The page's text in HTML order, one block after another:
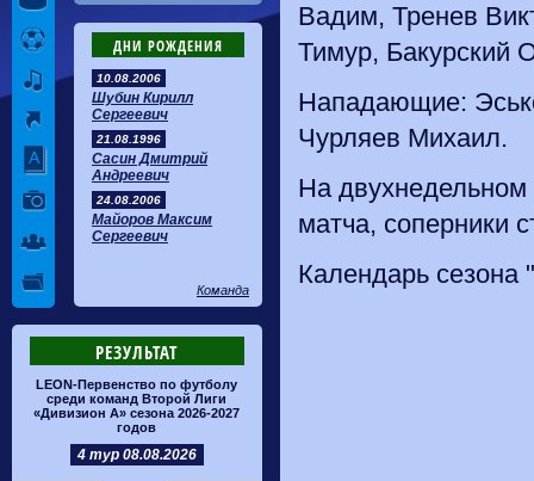
ДНИ РОЖДЕНИЯ
10.08.2006
Шубин Кирилл
Сергеевич
21.08.1996
Сасин Дмитрий
Андреевич
24.08.2006
Майоров Максим
Сергеевич
Команда
РЕЗУЛЬТАТ
LEON-Первенство по футболу
среди команд Второй Лиги
«Дивизион А» сезона 2026-2027
годов
4 тур 08.08.2026
Вадим, Тренев
Тимур, Бакурский
Нападающие:
Чурляев Михаил.
На двухнедельном
матча, соперники
Календарь сезона